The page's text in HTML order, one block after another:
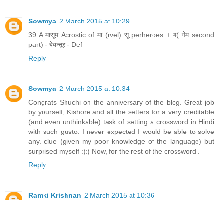
Sowmya 2 March 2015 at 10:29
39 A मासूम Acrostic of मा (rvel) सू perheroes + म( गेम second
part) - बेक़सूर - Def
Reply
Sowmya 2 March 2015 at 10:34
Congrats Shuchi on the anniversary of the blog. Great job
by yourself, Kishore and all the setters for a very creditable
(and even unthinkable) task of setting a crossword in Hindi
with such gusto. I never expected I would be able to solve
any. clue (given my poor knowledge of the language) but
surprised myself :):) Now, for the rest of the crossword..
Reply
Ramki Krishnan 2 March 2015 at 10:36